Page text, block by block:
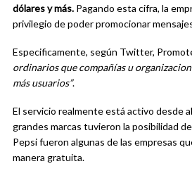
dólares y más. Pagando esta cifra, la
privilegio de poder promocionar
Especificamente, según Twitter,
ordinarios que compañías u
más usuarios”.
El servicio realmente está activo desde
grandes marcas tuvieron la posibilidad
Pepsi fueron algunas de las empresas
manera gratuita.